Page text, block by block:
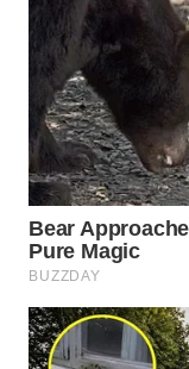
SEMARANG
WN
SOLO
WN
BOROBUDUR
WN
MADURA